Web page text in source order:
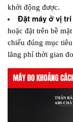
khởi động được.
Đặt máy ở vị
hoặc đặt trên bề
chiếu đúng mục
lãng phí thời gian